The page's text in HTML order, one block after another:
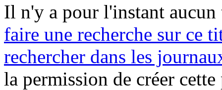
Il n'y a pour l'instant aucun
faire une recherche sur ce
rechercher dans les
la permission de créer cette